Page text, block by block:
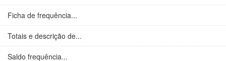
Ficha de frequência...
Totais e descrição de...
Saldo frequência...